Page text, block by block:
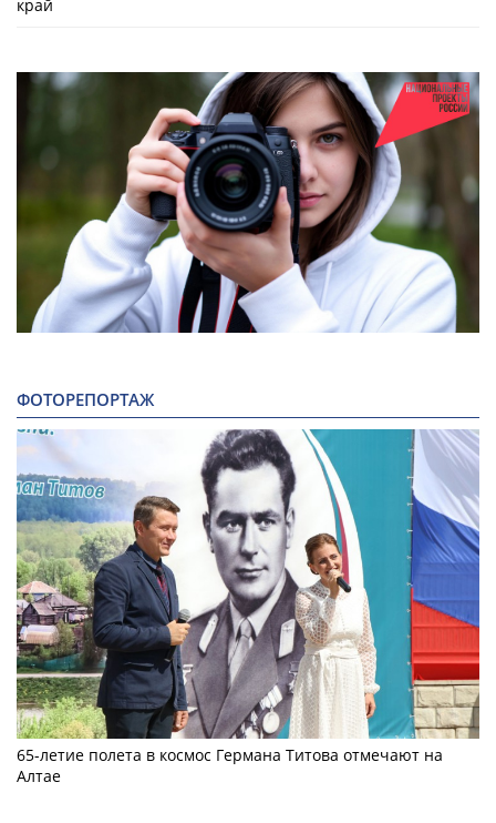
край
ФОТОРЕПОРТАЖ
65-летие полета в космос Германа Титова отмечают на
Алтае